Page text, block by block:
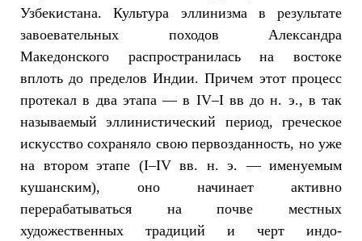
Узбекистана. Культура эллинизма в результате
завоевательных походов Александра
Македонского распространилась на востоке
вплоть до пределов Индии. Причем этот процесс
протекал в два этапа — в IV–I вв до н. э., в так
называемый эллинистический период, греческое
искусство сохраняло свою первозданность, но уже
на втором этапе (I–IV вв. н. э. — именуемым
кушанским), оно начинает активно
перерабатываться на почве местных
художественных традиций и черт индо-